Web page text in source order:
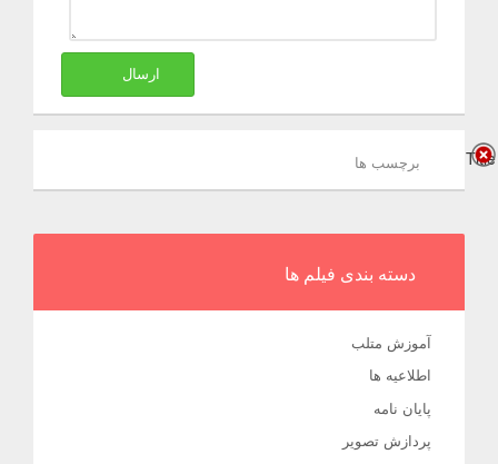
ارسال
برچسب ها
دسته بندی فیلم ها
آموزش متلب
اطلاعیه ها
پایان نامه
پردازش تصویر
Title